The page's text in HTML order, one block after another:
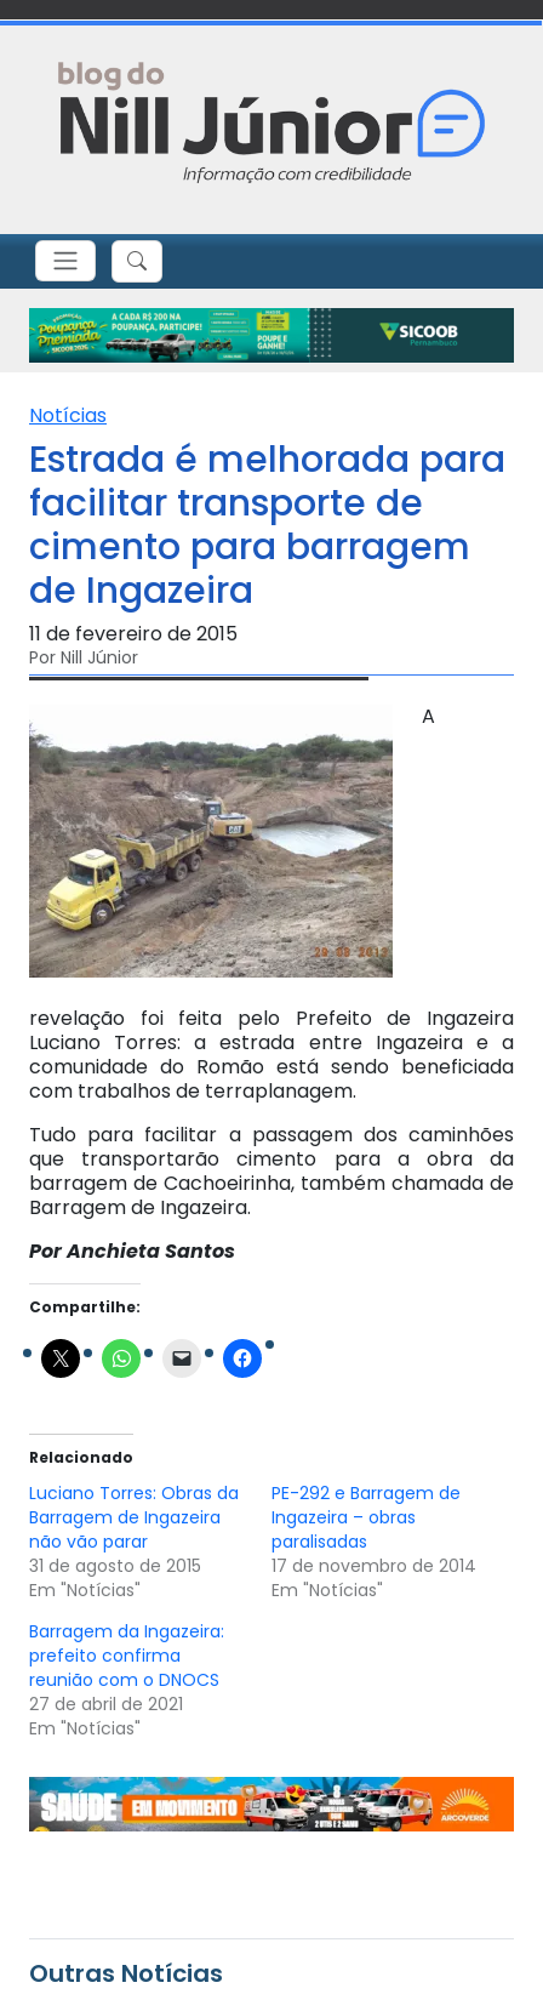
Notícias
Estrada é melhorada para
facilitar transporte de
cimento para barragem
de Ingazeira
11 de fevereiro de 2015
Por Nill Júnior
A
revelação foi feita pelo Prefeito de Ingazeira
Luciano Torres: a estrada entre Ingazeira e a
comunidade do Romão está sendo beneficiada
com trabalhos de terraplanagem.
Tudo para facilitar a passagem dos caminhões
que transportarão cimento para a obra da
barragem de Cachoeirinha, também chamada de
Barragem de Ingazeira.
Por Anchieta Santos
Compartilhe:
Relacionado
Luciano Torres: Obras da
Barragem de Ingazeira
não vão parar
31 de agosto de 2015
Em "Notícias"
PE-292 e Barragem de
Ingazeira – obras
paralisadas
17 de novembro de 2014
Em "Notícias"
Barragem da Ingazeira:
prefeito confirma
reunião com o DNOCS
27 de abril de 2021
Em "Notícias"
Outras Notícias